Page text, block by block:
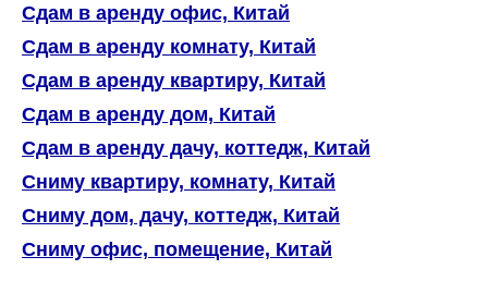
Сдам в аренду офис, Китай
Сдам в аренду комнату, Китай
Сдам в аренду квартиру, Китай
Сдам в аренду дом, Китай
Сдам в аренду дачу, коттедж, Китай
Сниму квартиру, комнату, Китай
Сниму дом, дачу, коттедж, Китай
Сниму офис, помещение, Китай